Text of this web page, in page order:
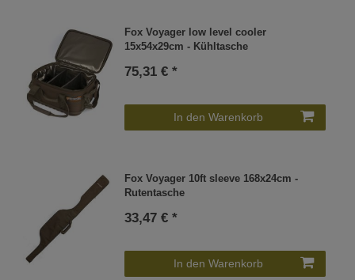
Fox Voyager low level cooler
15x54x29cm - Kühltasche
75,31 € *
In den Warenkorb
Fox Voyager 10ft sleeve 168x24cm -
Rutentasche
33,47 € *
In den Warenkorb